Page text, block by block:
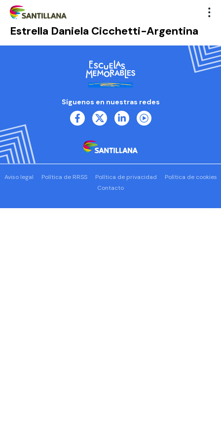
Estrella Daniela Cicchetti-Argentina
Síguenos en nuestras redes
Aviso legal Política de RRSS Política de privacidad
Política de cookies
Contacto